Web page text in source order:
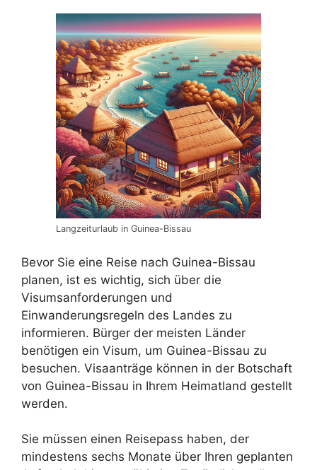
Langzeiturlaub in Guinea-Bissau
Bevor Sie eine Reise nach Guinea-Bissau
planen, ist es wichtig, sich über die
Visumsanforderungen und
Einwanderungsregeln des Landes zu
informieren. Bürger der meisten Länder
benötigen ein Visum, um Guinea-Bissau zu
besuchen. Visaanträge können in der Botschaft
von Guinea-Bissau in Ihrem Heimatland gestellt
werden.
Sie müssen einen Reisepass haben, der
mindestens sechs Monate über Ihren geplanten